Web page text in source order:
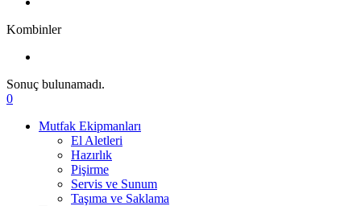
Kombinler
Sonuç bulunamadı.
0
Mutfak Ekipmanları
El Aletleri
Hazırlık
Pişirme
Servis ve Sunum
Taşıma ve Saklama